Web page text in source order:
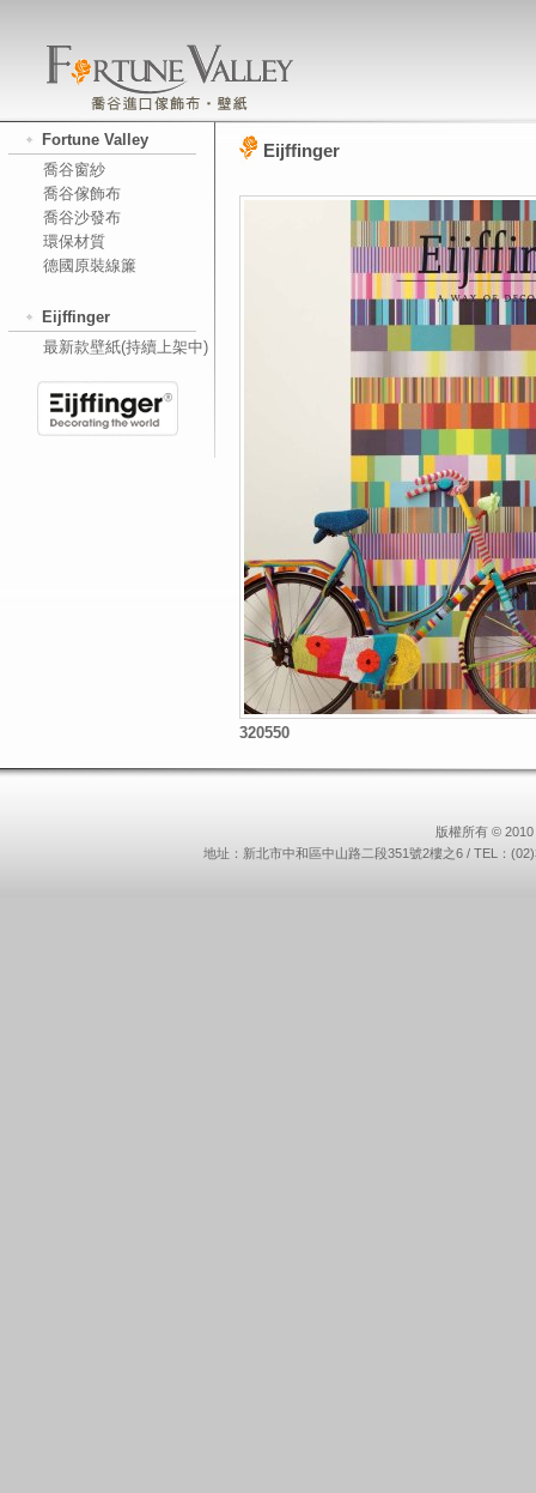
Fortune Valley
喬谷窗紗
喬谷傢飾布
喬谷沙發布
環保材質
德國原裝線簾
Eijffinger
最新款壁紙(持續上架中)
Eijffinger
320550
版權所有 ©
地址：新北市中和區中山路二段351號2樓之6 / TEL：